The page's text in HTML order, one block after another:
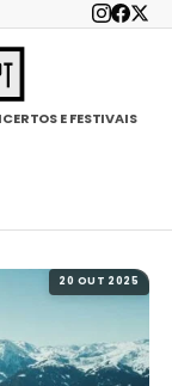
E FESTIVAIS
20 OUT 2025